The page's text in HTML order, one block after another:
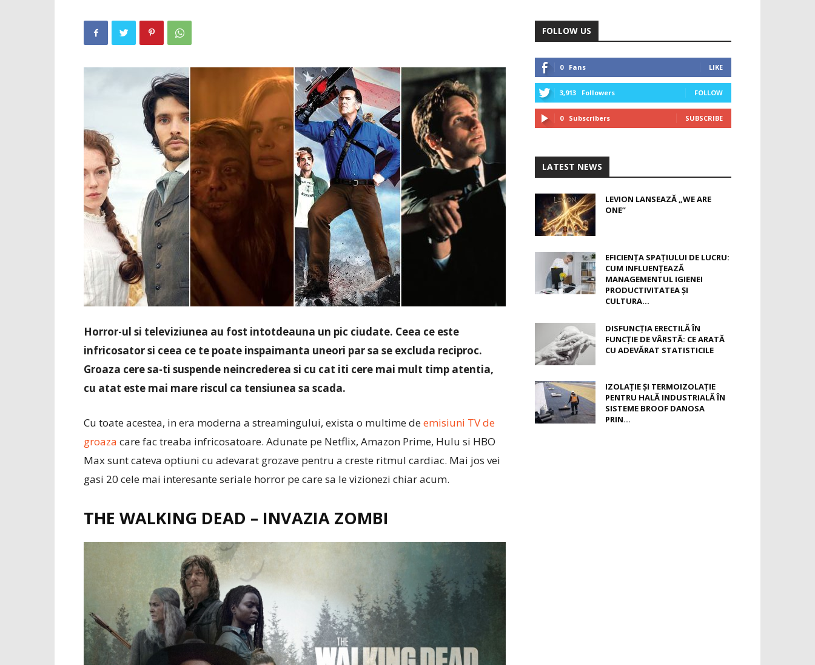
Horror-ul si televiziunea au fost intotdeauna un pic ciudate. Ceea ce este
infricosator si ceea ce te poate inspaimanta uneori par sa se excluda reciproc.
Groaza cere sa-ti suspende neincrederea si cu cat iti cere mai mult timp atentia,
cu atat este mai mare riscul ca tensiunea sa scada.
Cu toate acestea, in era moderna a streamingului, exista o multime deemisiuni TV de
groaza care fac treaba infricosatoare. Adunate pe Netflix, Amazon Prime, Hulu si HBO
Max sunt cateva optiuni cu adevarat grozave pentru a creste ritmul cardiac. Mai jos vei
gasi 20 cele mai interesante seriale horror pe care sa le vizionezi chiar acum.
THE WALKING DEAD – INVAZIA ZOMBI
FOLLOW US
0 Fans LIKE
3,913 Followers FOLLOW
0 Subscribers SUBSCRIBE
LATEST NEWS
LEVION LANSEAZĂ „WE ARE
ONE”
EFICIENȚA SPAȚIULUI DE LUCRU:
CUM INFLUENȚEAZĂ
MANAGEMENTUL IGIENEI
PRODUCTIVITATEA ȘI
CULTURA...
DISFUNCȚIA ERECTILĂ ÎN
FUNCȚIE DE VÂRSTĂ: CE ARATĂ
CU ADEVĂRAT STATISTICILE
IZOLAȚIE ȘI TERMOIZOLAȚIE
PENTRU HALĂ INDUSTRIALĂ ÎN
SISTEME BROOF DANOSA
PRIN...